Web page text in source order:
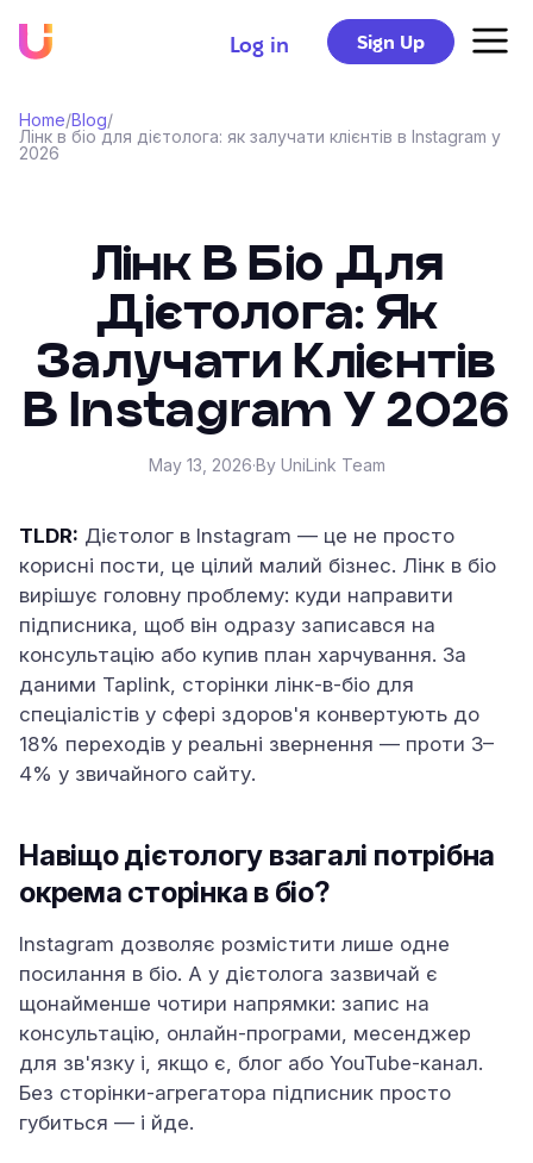
Log in Sign Up
Home/Blog/
Лінк в біо для дієтолога: як залучати клієнтів в Instagram у
2026
Лінк В Біо Для
Дієтолога: Як
Залучати Клієнтів
В Instagram У 2026
May 13, 2026·By UniLink Team
TLDR: Дієтолог в Instagram — це не просто
корисні пости, це цілий малий бізнес. Лінк в біо
вирішує головну проблему: куди направити
підписника, щоб він одразу записався на
консультацію або купив план харчування. За
даними Taplink, сторінки лінк-в-біо для
спеціалістів у сфері здоров'я конвертують до
18% переходів у реальні звернення — проти 3–
4% у звичайного сайту.
Навіщо дієтологу взагалі потрібна
окрема сторінка в біо?
Instagram дозволяє розмістити лише одне
посилання в біо. А у дієтолога зазвичай є
щонайменше чотири напрямки: запис на
консультацію, онлайн-програми, месенджер
для зв'язку і, якщо є, блог або YouTube-канал.
Без сторінки-агрегатора підписник просто
губиться — і йде.